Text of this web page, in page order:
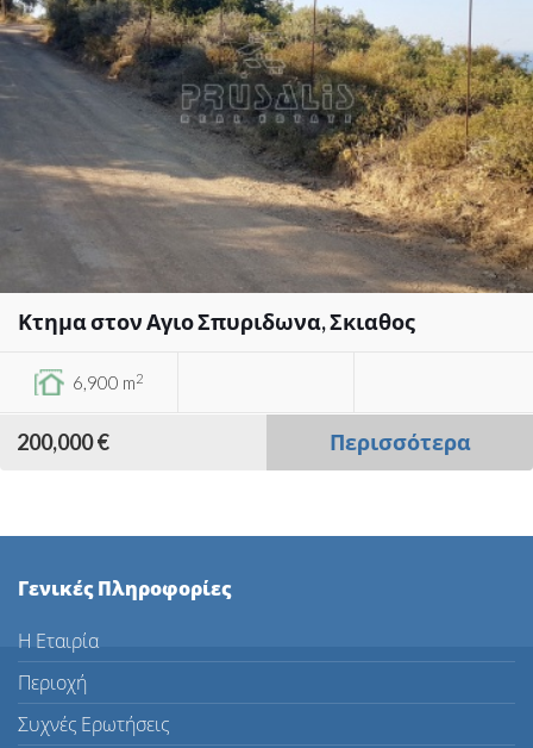
Κτημα στον Αγιο Σπυριδωνα, Σκιαθος
6,900 m2
200,000 € Περισσότερα
Γενικές Πληροφορίες
Η Εταιρία
Περιοχή
Συχνές Ερωτήσεις